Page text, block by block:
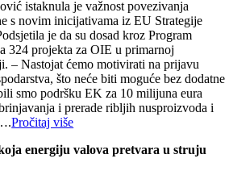
istaknula je važnost povezivanja
s novim inicijativama iz EU Strategije
je da su dosad kroz Program
324 projekta za OIE u primarnoj
– Nastojat ćemo motivirati na prijavu
što neće biti moguće bez dodatne
smo podršku EK za 10 milijuna eura
i prerade ribljih nusproizvoda i
Pročitaj više
energiju valova pretvara u struju